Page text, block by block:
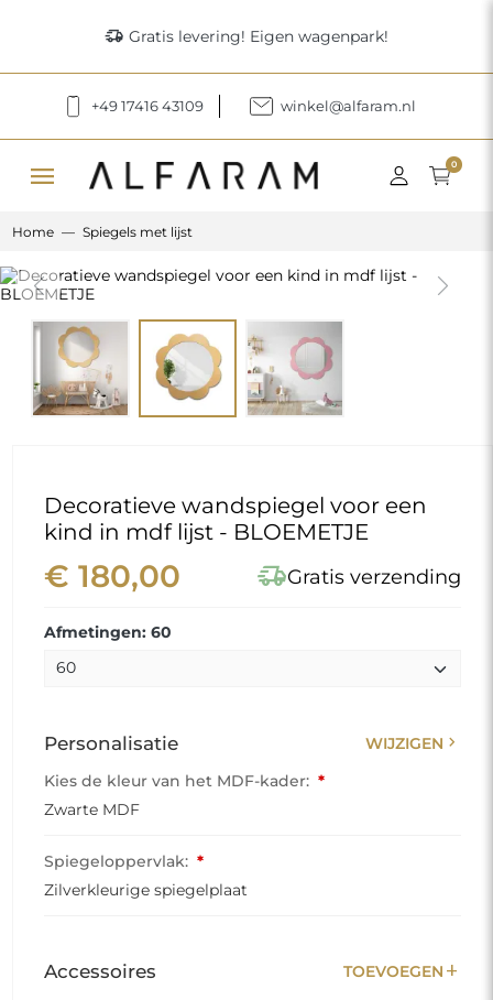
delivery_truck_speed Gratis levering! Eigen wagenpark!
+49 17416 43109 winkel@alfaram.nl
menu 0
Home Spiegels met lijst
Previous Next
Decoratieve wandspiegel voor een
kind in mdf lijst - BLOEMETJE
€ 180,00 delivery_truck_speedGratis verzending
Afmetingen: 60
Personalisatie WIJZIGEN chevron_right
Kies de kleur van het MDF-kader: *
Zwarte MDF
Spiegeloppervlak: *
Zilverkleurige spiegelplaat
Accessoires TOEVOEGEN add